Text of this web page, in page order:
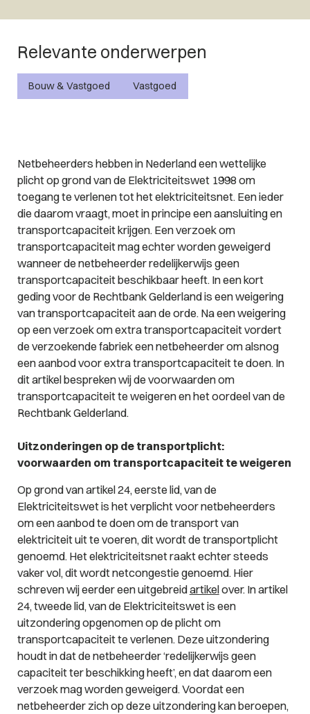
Relevante onderwerpen
Bouw & Vastgoed Vastgoed
Netbeheerders hebben in Nederland een wettelijke
plicht op grond van de Elektriciteitswet 1998 om
toegang te verlenen tot het elektriciteitsnet. Een ieder
die daarom vraagt, moet in principe een aansluiting en
transportcapaciteit krijgen. Een verzoek om
transportcapaciteit mag echter worden geweigerd
wanneer de netbeheerder redelijkerwijs geen
transportcapaciteit beschikbaar heeft. In een kort
geding voor de Rechtbank Gelderland is een weigering
van transportcapaciteit aan de orde. Na een weigering
op een verzoek om extra transportcapaciteit vordert
de verzoekende fabriek een netbeheerder om alsnog
een aanbod voor extra transportcapaciteit te doen. In
dit artikel bespreken wij de voorwaarden om
transportcapaciteit te weigeren en het oordeel van de
Rechtbank Gelderland.
Uitzonderingen op de transportplicht:
voorwaarden om transportcapaciteit te weigeren
Op grond van artikel 24, eerste lid, van de
Elektriciteitswet is het verplicht voor netbeheerders
om een aanbod te doen om de transport van
elektriciteit uit te voeren, dit wordt de transportplicht
genoemd. Het elektriciteitsnet raakt echter steeds
vaker vol, dit wordt netcongestie genoemd. Hier
schreven wij eerder een uitgebreidartikelover. In artikel
24, tweede lid, van de Elektriciteitswet is een
uitzondering opgenomen op de plicht om
transportcapaciteit te verlenen. Deze uitzondering
houdt in dat de netbeheerder ‘redelijkerwijs geen
capaciteit ter beschikking heeft’, en dat daarom een
verzoek mag worden geweigerd. Voordat een
netbeheerder zich op deze uitzondering kan beroepen,